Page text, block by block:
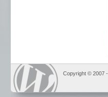
Copyright © 2007 -